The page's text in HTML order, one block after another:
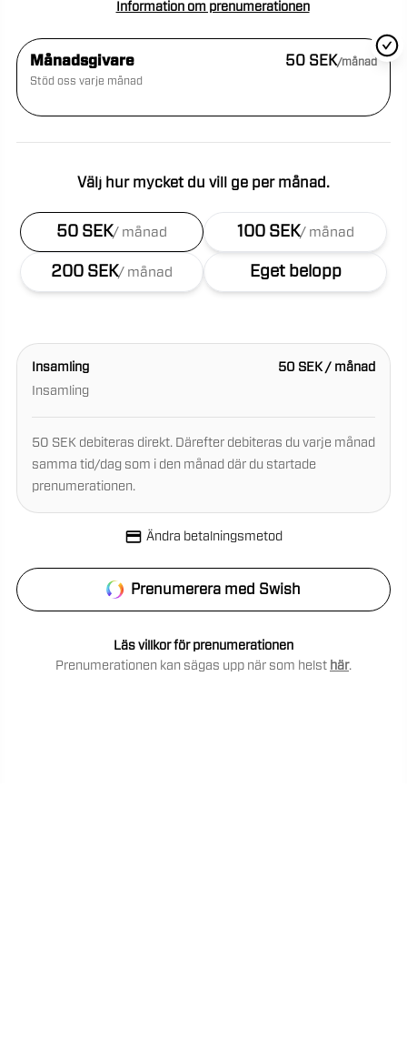
Information om prenumerationen
Månadsgivare
Stöd oss varje månad
50 SEK/månad
Välj hur mycket du vill ge per månad.
50 SEK/ månad 100 SEK/ månad
200 SEK/ månad Eget belopp
Insamling
Insamling
50 SEK / månad
50 SEK debiteras direkt. Därefter debiteras du varje månad
samma tid/dag som i den månad där du startade
prenumerationen.
Ändra betalningsmetod
Prenumerera med Swish
Läs villkor för prenumerationen
Prenumerationen kan sägas upp när som helst här.